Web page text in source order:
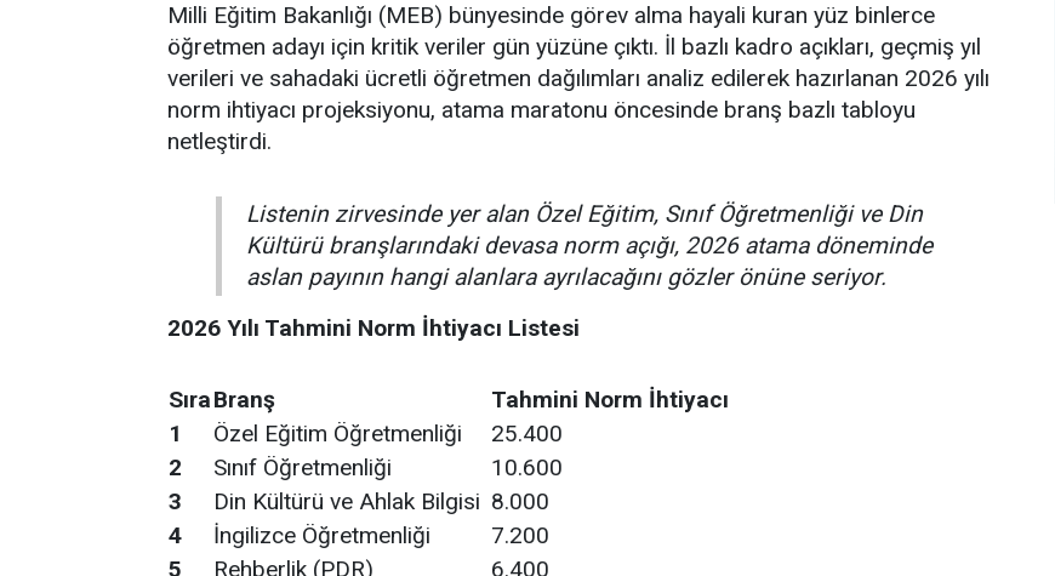
Milli Eğitim Bakanlığı (MEB) bünyesinde görev alma hayali kuran yüz binlerce
öğretmen adayı için kritik veriler gün yüzüne çıktı. İl bazlı kadro açıkları, geçmiş yıl
verileri ve sahadaki ücretli öğretmen dağılımları analiz edilerek hazırlanan 2026 yılı
norm ihtiyacı projeksiyonu, atama maratonu öncesinde branş bazlı tabloyu
netleştirdi.
Listenin zirvesinde yer alan Özel Eğitim, Sınıf Öğretmenliği ve Din
Kültürü branşlarındaki devasa norm açığı, 2026 atama döneminde
aslan payının hangi alanlara ayrılacağını gözler önüne seriyor.
2026 Yılı Tahmini Norm İhtiyacı Listesi
SıraBranş
Tahmini Norm İhtiyacı
1
Özel Eğitim Öğretmenliği
25.400
2
Sınıf Öğretmenliği
10.600
3
Din Kültürü ve Ahlak Bilgisi 8.000
4
İngilizce Öğretmenliği
7.200
5
Rehberlik (PDR)
6.400